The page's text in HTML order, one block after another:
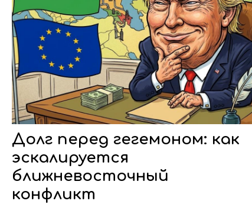
Долг перед гегемоном: как
эскалируется
ближневосточный
конфликт